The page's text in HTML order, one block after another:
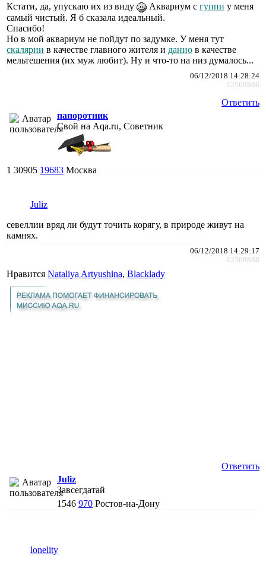
Кстати, да, упускаю их из виду Аквариум с гуппи у меня
самый чистый. Я б сказала идеальный.
Спасибо!
Но в мой аквариум не пойдут по задумке. У меня тут
скалярии в качестве главного жителя и данио в качестве
мельтешения (их муж любит). Ну и что-то на низ думалось...
06/12/2018 14:28:24
#2568886
Ответить
папоротник
Свой на Aqa.ru, Советник
1 30905 19683 Москва
Juliz
севеллии вряд ли будут точить корягу, в природе живут на
камнях.
06/12/2018 14:29:17
#2568888
Нравится Nataliya Artyushina, Blacklady
Ответить
Juliz
Завсегдатай
1546 970 Ростов-на-Дону
lonelity